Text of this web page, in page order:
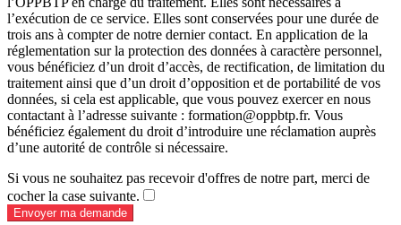
l’exécution de ce service. Elles sont conservées pour une durée de
trois ans à compter de notre dernier contact. En application de la
réglementation sur la protection des données à caractère personnel,
vous bénéficiez d’un droit d’accès, de rectification, de limitation du
traitement ainsi que d’un droit d’opposition et de portabilité de vos
données, si cela est applicable, que vous pouvez exercer en nous
contactant à l’adresse suivante : formation@oppbtp.fr. Vous
bénéficiez également du droit d’introduire une réclamation auprès
d’une autorité de contrôle si nécessaire.
Si vous ne souhaitez pas recevoir d'offres de notre part, merci de
cocher la case suivante.
Envoyer ma demande